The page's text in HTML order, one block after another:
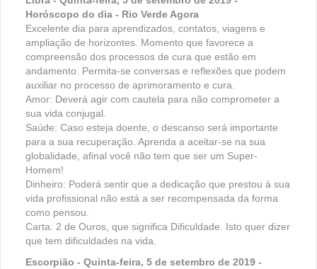
Horóscopo do dia - Rio Verde Agora
Excelente dia para aprendizados, contatos, viagens e
ampliação de horizontes. Momento que favorece a
compreensão dos processos de cura que estão em
andamento. Permita-se conversas e reflexões que podem
auxiliar no processo de aprimoramento e cura.
Amor: Deverá agir com cautela para não comprometer a
sua vida conjugal.
Saúde: Caso esteja doente, o descanso será importante
para a sua recuperação. Aprenda a aceitar-se na sua
globalidade, afinal você não tem que ser um Super-
Homem!
Dinheiro: Poderá sentir que a dedicação que prestou à sua
vida profissional não está a ser recompensada da forma
como pensou.
Carta: 2 de Ouros, que significa Dificuldade. Isto quer dizer
que tem dificuldades na vida.
Escorpião - Quinta-feira, 5 de setembro de 2019 -